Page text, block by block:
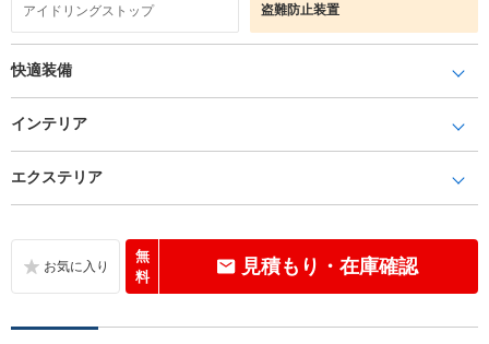
アイドリングストップ 盗難防止装置
快適装備
インテリア
エクステリア
無
料
見積もり・在庫確認